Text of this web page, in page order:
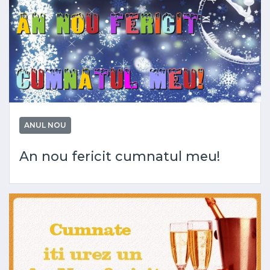
ANUL NOU
An nou fericit cumnatul meu!